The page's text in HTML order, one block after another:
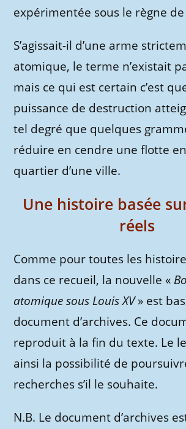
expérimentée sous le règne de
S’agissait-il d’une arme
atomique, le terme n’existait
mais ce qui est certain c’est
puissance de destruction
tel degré que quelques
réduire en cendre une flotte
quartier d’une ville.
Une histoire basée
réels
Comme pour toutes les
dans ce recueil, la nouvelle «
atomique sous Louis XV» est
document d’archives. Ce
reproduit à la fin du texte. Le
ainsi la possibilité de
recherches s’il le souhaite.
N.B. Le document d’archives